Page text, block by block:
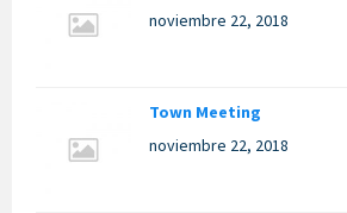
noviembre 22, 2018
Town Meeting
noviembre 22, 2018